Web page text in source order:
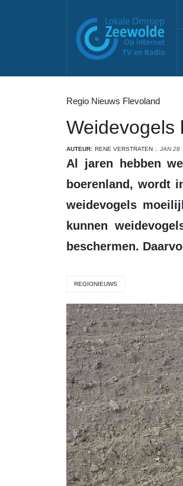
Regio Nieuws Flevoland
Weidevogels
AUTEUR: RENE VERSTRATEN JAN 28
Al jaren hebben weidevogels het zwaar in Nederland. Hun biotoop, het
boerenland, wordt
weidevogels
kunnen
beschermen.
REGIONIEUWS